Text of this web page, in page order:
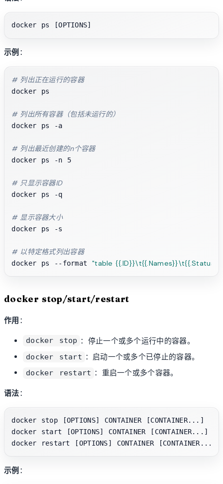
示例 ：
# 列出正在运行的容器
docker ps
# 列出所有容器（包括未运行的）
docker ps -a
# 列出最近创建的n个容器
docker ps -n 5
# 只显示容器ID
docker ps -q
# 显示容器大小
docker ps -s
# 以特定格式列出容器
docker ps --format "table {{.ID}}\t{{.Names}}\t{{.Status}}"
docker stop/start/restart
作用 ：
docker stop ：停止一个或多个运行中的容器。
docker start ：启动一个或多个已停止的容器。
docker restart ：重启一个或多个容器。
语法：
docker stop [OPTIONS] CONTAINER [CONTAINER...]
docker start [OPTIONS] CONTAINER [CONTAINER...]
示例 ：